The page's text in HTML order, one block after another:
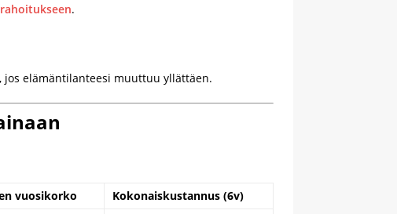
.
jos elämäntilanteesi muuttuu yllättäen.
vuosikorko
Kokonaiskustannus (6v)